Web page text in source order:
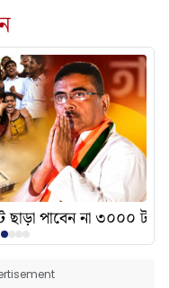
ছাড়া পাবেন না ৩০০০ টাকা